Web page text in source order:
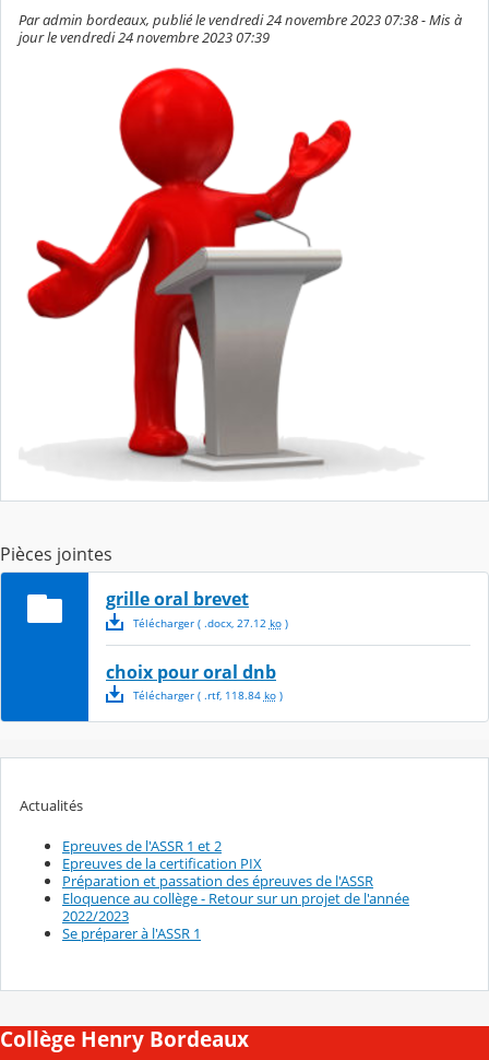
Par admin bordeaux, publié le vendredi 24 novembre 2023 07:38 - Mis à
jour le vendredi 24 novembre 2023 07:39
Pièces jointes
grille oral brevet
Télécharger( .docx, 27.12 ko)
choix pour oral dnb
Télécharger( .rtf, 118.84 ko)
Actualités
Epreuves de l'ASSR 1 et 2
Epreuves de la certification PIX
Préparation et passation des épreuves de l'ASSR
Eloquence au collège - Retour sur un projet de l'année
2022/2023
Se préparer à l'ASSR 1
Collège Henry Bordeaux